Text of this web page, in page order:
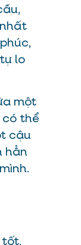
lo
một
có thể
cậu
hẳn
tốt,